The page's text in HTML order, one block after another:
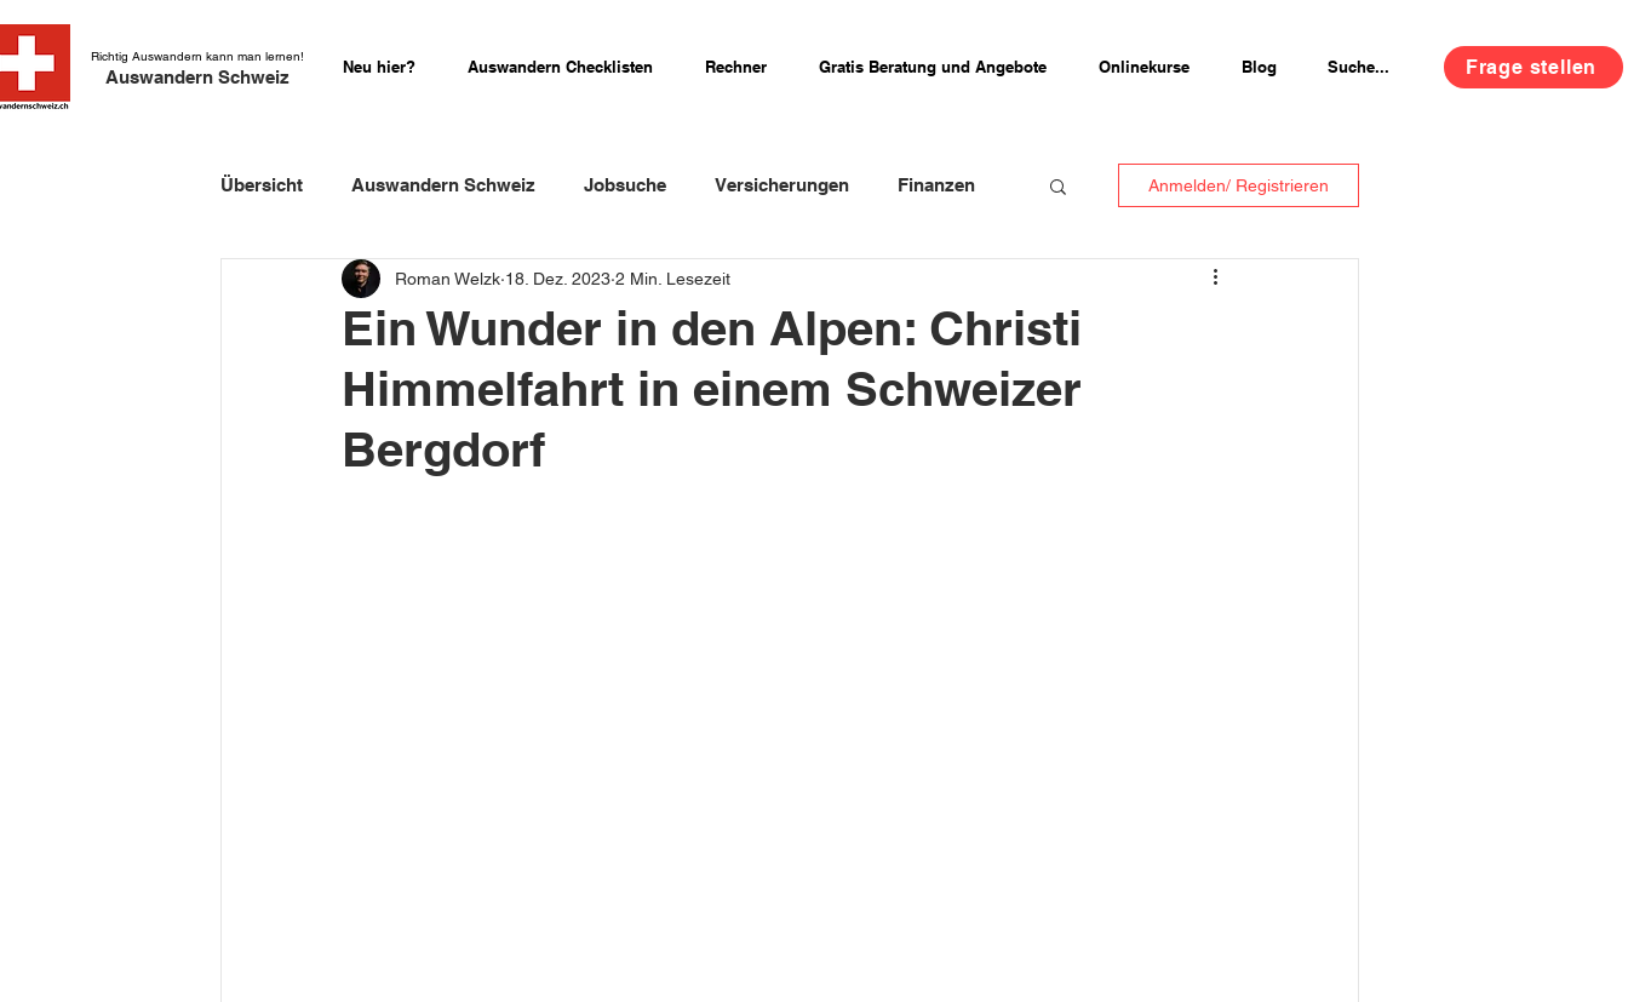
Richtig Auswandern kann man lernen!
Auswandern Schweiz Neu hier? Auswandern Checklisten Rechner Gratis Beratung und Angebote Onlinekurse Blog Suche... Frage stellen
Übersicht Auswandern Schweiz Jobsuche Versicherungen Finanzen
Einbürgerung Schweiz Schweizer Firmenportraits
Schweizer Kurzgeschichten Erfahrungsberichte
Anmelden/ Registrieren
Ein Wunder in den Alpen: Christi
Himmelfahrt in einem Schweizer
Bergdorf
Roman Welzk 18. Dez. 2023 2 Min. Lesezeit